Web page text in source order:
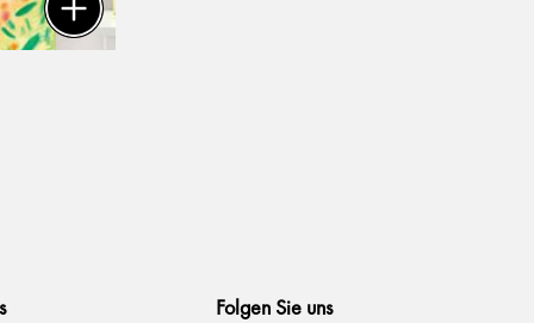
Folgen Sie uns